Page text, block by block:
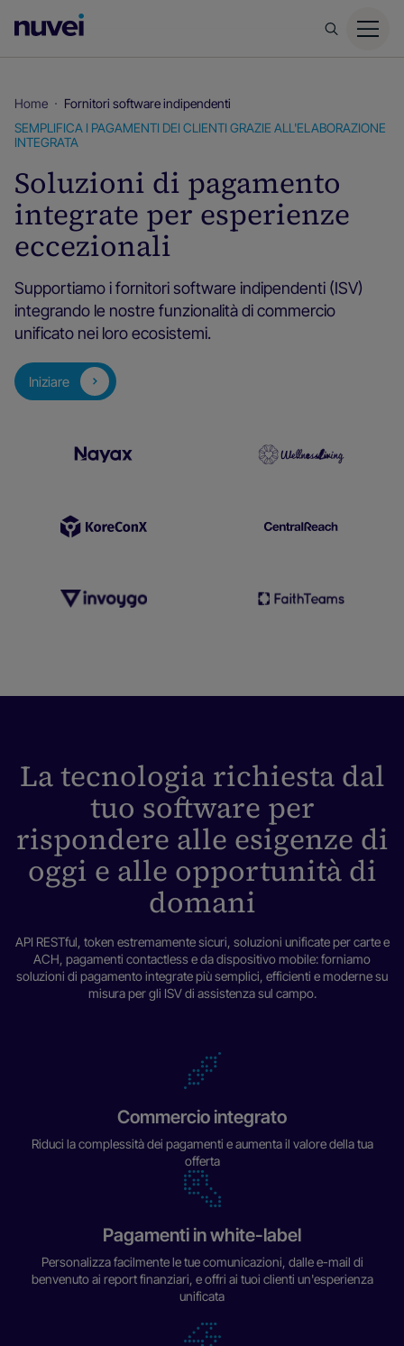
di
Home
Fornitori software indipendenti
SEMPLIFICA I PAGAMENTI DEI CLIENTI GRAZIE ALL'ELABORAZIONE
INTEGRATA
Soluzioni di pagamento
integrate per esperienze
eccezionali
Supportiamo i fornitori software indipendenti (ISV)
integrando le nostre funzionalità di commercio
unificato nei loro ecosistemi.
Iniziare
La tecnologia richiesta dal
tuo software per
rispondere alle esigenze di
oggi e alle opportunità di
domani
API RESTful, token estremamente sicuri, soluzioni unificate per carte e
ACH, pagamenti contactless e da dispositivo mobile: forniamo
soluzioni di pagamento integrate più semplici, efficienti e moderne su
misura per gli ISV di assistenza sul campo.
Commercio integrato
Riduci la complessità dei pagamenti e aumenta il valore della tua
offerta
Pagamenti in white-label
Personalizza facilmente le tue comunicazioni, dalle e-mail di
benvenuto ai report finanziari, e offri ai tuoi clienti un'esperienza
unificata